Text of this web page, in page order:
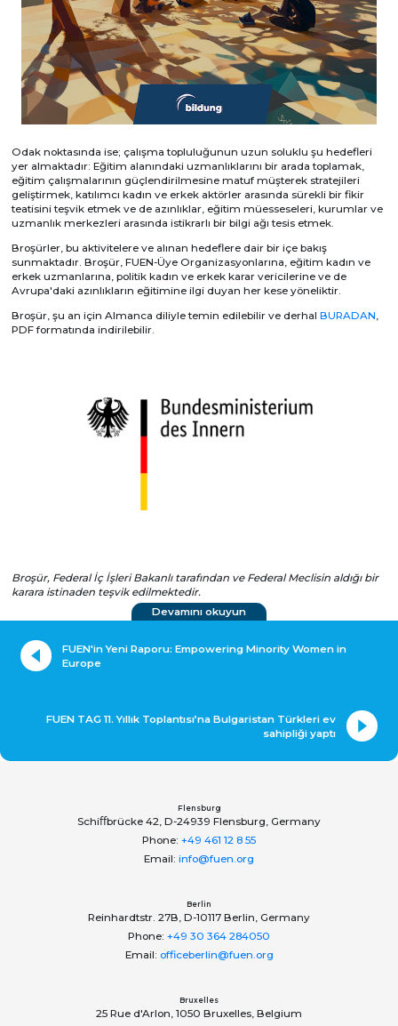
Odak noktasında ise; çalışma topluluğunun uzun soluklu şu hedefleri
yer almaktadır: Eğitim alanındaki uzmanlıklarını bir arada toplamak,
eğitim çalışmalarının güçlendirilmesine matuf müşterek stratejileri
geliştirmek, katılımcı kadın ve erkek aktörler arasında sürekli bir fikir
teatisini teşvik etmek ve de azınlıklar, eğitim müesseseleri, kurumlar ve
uzmanlık merkezleri arasında istikrarlı bir bilgi ağı tesis etmek.
Broşürler, bu aktivitelere ve alınan hedeflere dair bir içe bakış
sunmaktadır. Broşür, FUEN-Üye Organizasyonlarına, eğitim kadın ve
erkek uzmanlarına, politik kadın ve erkek karar vericilerine ve de
Avrupa'daki azınlıkların eğitimine ilgi duyan her kese yöneliktir.
Broşür, şu an için Almanca diliyle temin edilebilir ve derhalBURADAN,
PDF formatında indirilebilir.
Broşür, Federal İç İşleri Bakanlı tarafından ve Federal Meclisin aldığı bir
karara istinaden teşvik edilmektedir.
Devamını okuyun
FUEN'in Yeni Raporu: Empowering Minority Women in
Europe
FUEN TAG 11. Yıllık Toplantısı’na Bulgaristan Türkleri ev
sahipliği yaptı
Flensburg
Schiﬀbrücke 42, D-24939 Flensburg, Germany
Phone: +49 461 12 8 55
Email: info@fuen.org
Berlin
Reinhardtstr. 27B, D-10117 Berlin, Germany
Phone: +49 30 364 284050
Email: officeberlin@fuen.org
Bruxelles
25 Rue d'Arlon, 1050 Bruxelles, Belgium